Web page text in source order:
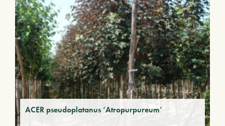
ACER pseudoplatanus ‘Atropurpureum’